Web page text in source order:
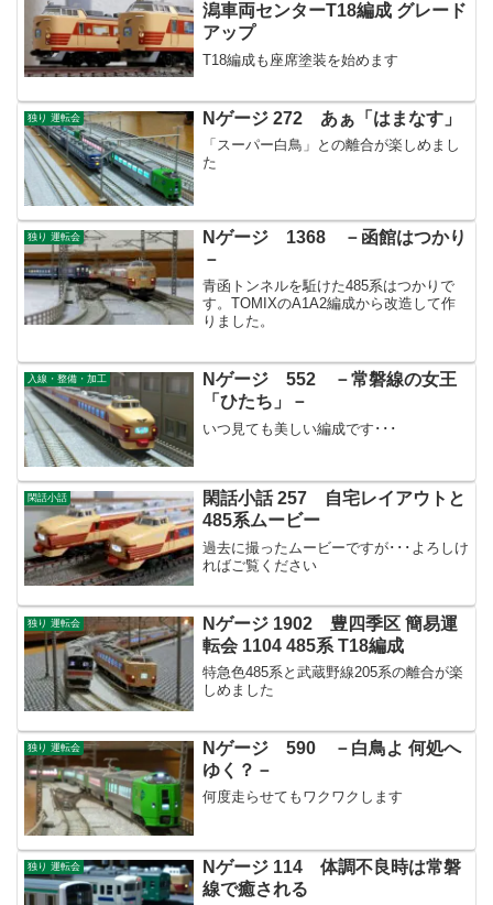
潟車両センターT18編成 グレード
アップ
T18編成も座席塗装を始めます
独り 運転会 Nゲージ 272 あぁ「はまなす」
「スーパー白鳥」との離合が楽しめまし
た
独り 運転会
Nゲージ 1368 －函館はつかり
－
青函トンネルを駈けた485系はつかりで
す。TOMIXのA1A2編成から改造して作
りました。
入線・整備・加工
Nゲージ 552 －常磐線の女王
「ひたち」－
いつ見ても美しい編成です･･･
閑話小話
閑話小話 257 自宅レイアウトと
485系ムービー
過去に撮ったムービーですが･･･よろしけ
ればご覧ください
独り 運転会
Nゲージ 1902 豊四季区 簡易運
転会 1104 485系 T18編成
特急色485系と武蔵野線205系の離合が楽
しめました
独り 運転会
Nゲージ 590 －白鳥よ 何処へ
ゆく？－
何度走らせてもワクワクします
独り 運転会
Nゲージ 114 体調不良時は常磐
線で癒される